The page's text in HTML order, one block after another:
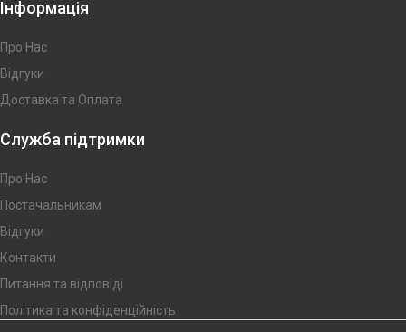
Інформація
Про Нас
Відгуки
Доставка та Оплата
Служба підтримки
Про Нас
Постачальникам
Відгуки
Контакти
Питання та відповіді
Політика та конфіденційність